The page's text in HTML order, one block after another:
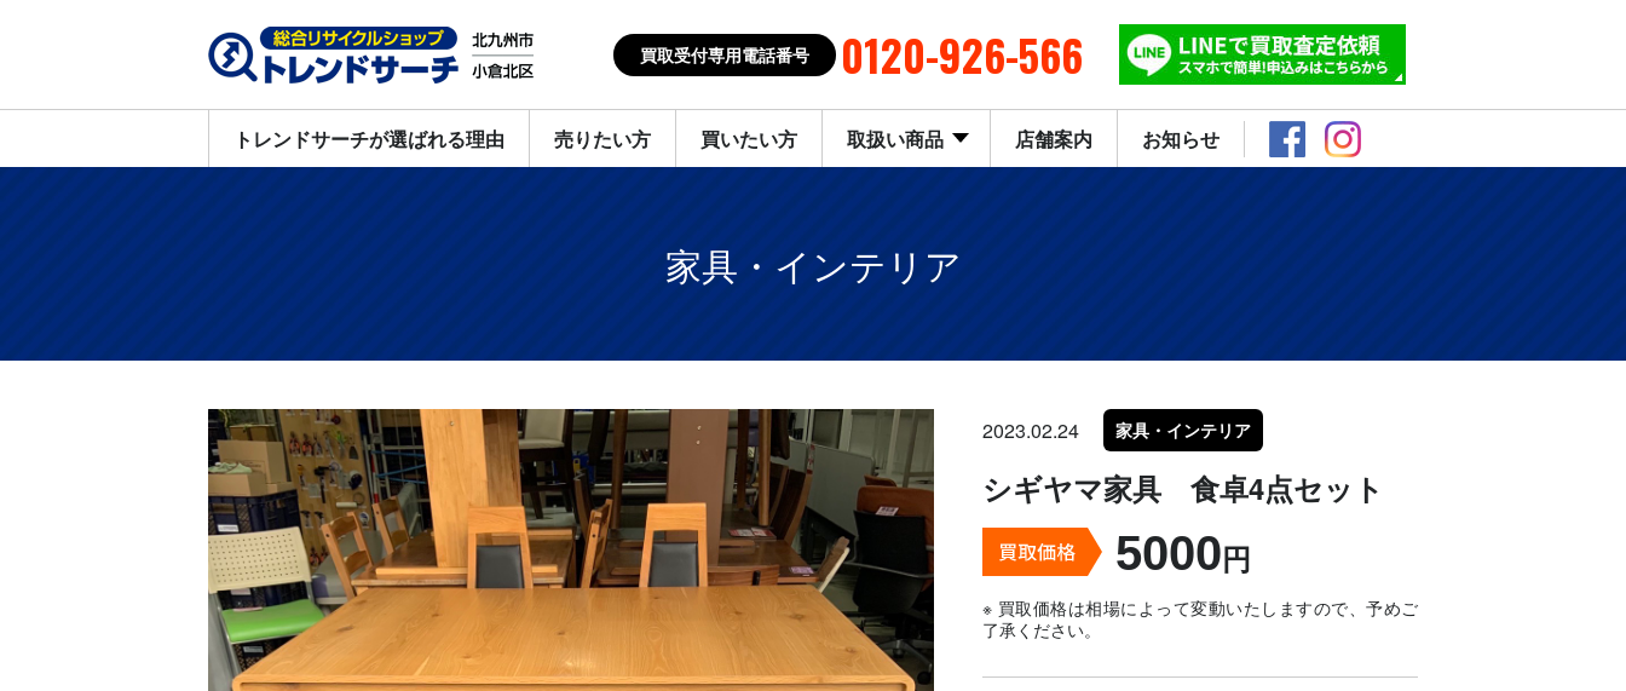
買取受付専用電話番号 0120-926-566
トレンドサーチが選ばれる理由 売りたい方 買いたい方 取扱い商品 店舗案内 お知らせ
家具・インテリア
2023.02.24 家具・インテリア
シギヤマ家具 食卓4点セット
5000
※ 買取価格は相場によって変動いたしますので、予めご
了承ください。